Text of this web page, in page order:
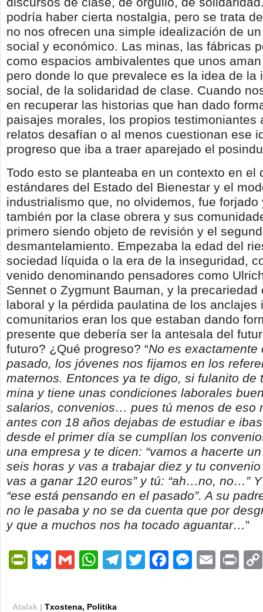
podría haber cierta nostalgia, pero se trata
no nos ofrecen una simple idealización de
social y económico. Las minas, las fábricas
como espacios ambivalentes que unos
pero donde lo que prevalece es la idea de la
social, de la solidaridad de clase. Cuando
en recuperar las historias que han dado
paisajes morales, los propios testimoniantes
relatos desafían o al menos cuestionan ese
progreso que iba a traer aparejado el
Todo esto se planteaba en un contexto en el
estándares del Estado del Bienestar y el
industrialismo que, no olvidemos, fue forjado
también por la clase obrera y sus
primero siendo objeto de revisión y el
desmantelamiento. Empezaba la edad del
sociedad líquida o la era de la inseguridad,
venido denominando pensadores como
Sennet o Zygmunt Bauman, y la precariedad
laboral y la pérdida paulatina de los anclajes
comunitarios eran los que estaban dando
presente que debería ser la antesala del
futuro? ¿Qué progreso? “No es exactamente
pasado, los jóvenes nos fijamos en los
maternos. Entonces ya te digo, si fulanito de
mina y tiene unas condiciones laborales
salarios, convenios… pues tú menos de eso
antes con 18 años dejabas de estudiar e
desde el primer día se cumplían los
una empresa y te dicen: “vamos a hacerte
seis horas y vas a trabajar diez y tu
vas a ganar 120 euros” y tú: “ah…no, no…”
“ese está pensando en el pasado”. A su
no le pasaba y no se da cuenta que por
y que a muchos nos ha tocado aguantar…”
PrintFriendly
Bluesky
GmailWhatsApp
Telegram
TwitterFacebook
Email
Atalak | Txostena, Politika